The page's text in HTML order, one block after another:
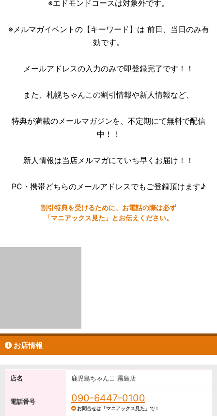
※エドモンドコースは対象外です。
※メルマガイベントの【キーワード】は 前日、当日のみ有
効です。
メールアドレスの入力のみで即登録完了です！！
また、札幌ちゃんこの割引情報や新人情報など、
特典が満載のメールマガジンを、不定期にて無料で配信
中！！
新人情報は当店メルマガにていち早くお届け！！
PC・携帯どちらのメールアドレスでもご登録頂けます♪
割引特典を受けるために、お電話の際は必ず
「マニアックス見た」とお伝えください。
お店情報
店名 鹿児島ちゃんこ 霧島店
電話番号 090-6447-0100
お問合せは「マニアックス見た」で！